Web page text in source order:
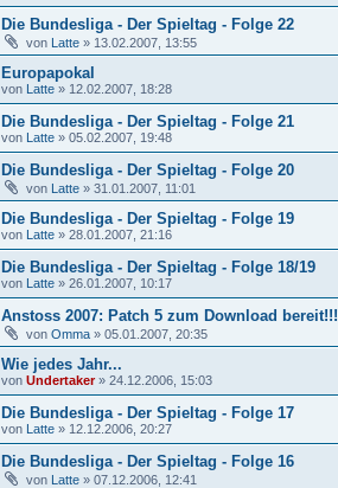
Die Bundesliga - Der Spieltag - Folge 22
von Latte » 13.02.2007, 13:55
Europapokal
von Latte » 12.02.2007, 18:28
Die Bundesliga - Der Spieltag - Folge 21
von Latte » 05.02.2007, 19:48
Die Bundesliga - Der Spieltag - Folge 20
von Latte » 31.01.2007, 11:01
Die Bundesliga - Der Spieltag - Folge 19
von Latte » 28.01.2007, 21:16
Die Bundesliga - Der Spieltag - Folge 18/19
von Latte » 26.01.2007, 10:17
Anstoss 2007: Patch 5 zum Download bereit!!!
von Omma » 05.01.2007, 20:35
Wie jedes Jahr...
von Undertaker» 24.12.2006, 15:03
Die Bundesliga - Der Spieltag - Folge 17
von Latte » 12.12.2006, 20:27
Die Bundesliga - Der Spieltag - Folge 16
von Latte » 07.12.2006, 12:41